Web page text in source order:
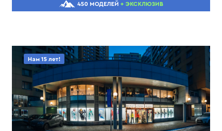
450 МОДЕЛЕЙ + ЭКСКЛЮЗИВ
Нам 15 лет!